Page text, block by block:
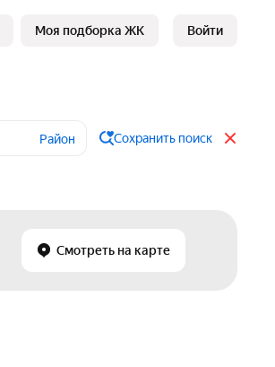
Моя подборка ЖК Войти
Район Сохранить поиск
Смотреть на карте